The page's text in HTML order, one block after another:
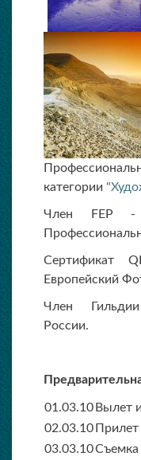
категории
Член FEP -
Сертификат
Европейский
Член
России.
01.03.10 Вылет
02.03.10 Прилет
03.03.10Съемка